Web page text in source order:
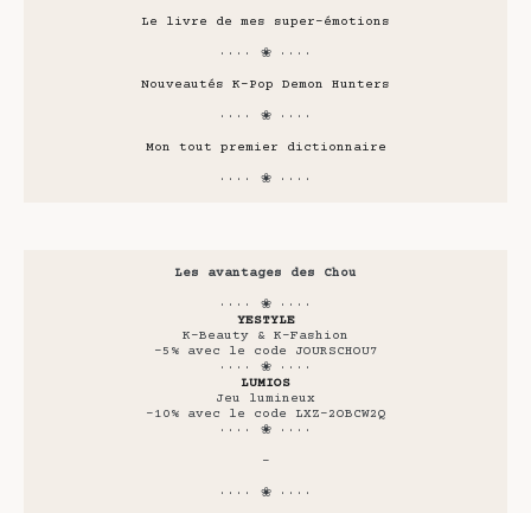
Le livre de mes super-émotions
···· ❀ ····
Nouveautés K-Pop Demon Hunters
···· ❀ ····
Mon tout premier dictionnaire
···· ❀ ····
Les avantages des Chou
···· ❀ ····
YESTYLE
K-Beauty & K-Fashion
-5% avec le code JOURSCHOU7
···· ❀ ····
LUMIOS
Jeu lumineux
-10% avec le code LXZ-2OBCW2Q
···· ❀ ····
-
···· ❀ ····